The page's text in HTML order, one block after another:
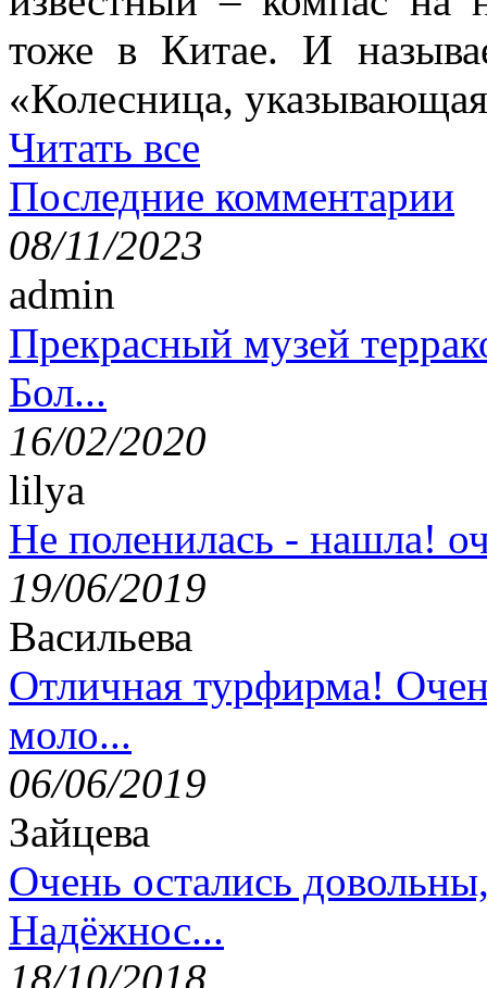
тоже в Китае. И
«Колесница,
Читать все
Последние комментарии
08/11/2023
admin
Прекрасный музей
Бол...
16/02/2020
lilya
Не поленилась - нашла!
19/06/2019
Васильева
Отличная турфирма!
моло...
06/06/2019
Зайцева
Очень остались
Надёжнос...